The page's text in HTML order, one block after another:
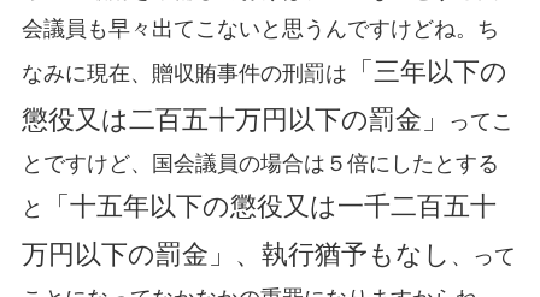
会議員も早々出てこないと思うんですけどね。ち
なみに現在、贈収賄事件の刑罰は
「三年以下の
懲役又は二百五十万円以下の罰金」
ってこ
とですけど、国会議員の場合は５倍にしたとする
と
「十五年以下の懲役又は一千二百五十
万円以下の罰金」、執行猶予もなし 、って